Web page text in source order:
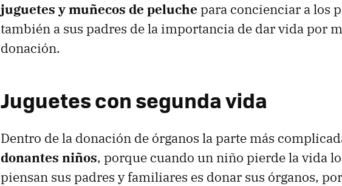
juguetes y muñecos de peluche para concienciar a los
también a sus padres de la importancia de dar vida por
donación.
Juguetes con segunda vida
Dentro de la donación de órganos la parte más
donantes niños, porque cuando un niño pierde la vida
piensan sus padres y familiares es donar sus órganos,